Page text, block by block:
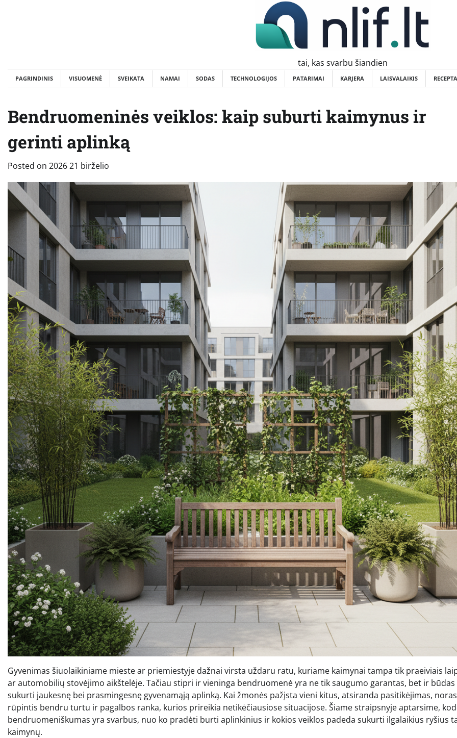
tai, kas svarbu šiandien
PAGRINDINIS VISUOMENĖ SVEIKATA NAMAI SODAS TECHNOLOGIJOS PATARIMAI KARJERA LAISVALAIKIS
Bendruomeninės veiklos: kaip suburti kaimynus ir
gerinti aplinką
Posted on 2026 21 birželio
Gyvenimas šiuolaikiniame mieste ar priemiestyje dažnai virsta uždaru ratu, kuriame kaimynai tampa tik praeiviais
ar automobilių stovėjimo aikštelėje. Tačiau stipri ir vieninga bendruomenė yra ne tik saugumo garantas, bet ir būdas
sukurti jaukesnę bei prasmingesnę gyvenamąją aplinką. Kai žmonės pažįsta vieni kitus, atsiranda pasitikėjimas, noras
rūpintis bendru turtu ir pagalbos ranka, kurios prireikia netikėčiausiose situacijose. Šiame straipsnyje aptarsime,
bendruomeniškumas yra svarbus, nuo ko pradėti burti aplinkinius ir kokios veiklos padeda sukurti ilgalaikius ryšius
kaimynų.